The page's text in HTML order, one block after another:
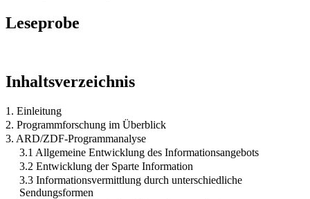
Leseprobe
Inhaltsverzeichnis
1. Einleitung
2. Programmforschung im Überblick
3. ARD/ZDF-Programmanalyse
3.1 Allgemeine Entwicklung des Informationsangebots
3.2 Entwicklung der Sparte Information
3.3 Informationsvermittlung durch unterschiedliche
Sendungsformen